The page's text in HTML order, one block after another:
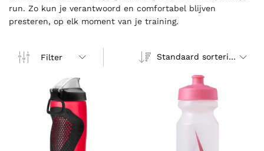
run. Zo kun je verantwoord en comfortabel blijven
presteren, op elk moment van je training.
Filter Standaard sortering